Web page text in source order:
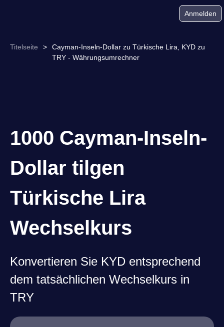
Anmelden
Titelseite >
Cayman-Inseln-Dollar zu Türkische Lira, KYD zu
TRY - Währungsumrechner
1000 Cayman-Inseln-
Dollar tilgen
Türkische Lira
Wechselkurs
Konvertieren Sie KYD entsprechend
dem tatsächlichen Wechselkurs in
TRY